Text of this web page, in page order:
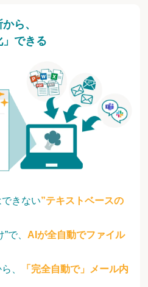
きない”テキストベースの
で、 AIが全自動でファイル
、
「完全自動で」メール内
ら、
」できる